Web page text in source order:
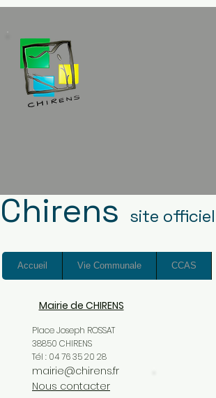
Chirens site
Accueil Vie Communale CCAS
Mairie de CHIRENS
Place Joseph ROSSAT
38850 CHIRENS
Tél : 04 76 35 20 28
mairie@chirens.fr
Nous contacter